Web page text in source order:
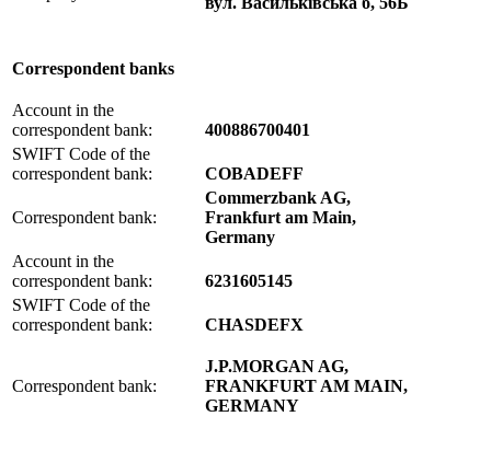
Correspondent banks
Account in the
correspondent bank:
400886700401
SWIFT Code of the
correspondent bank:
COBADEFF
Correspondent bank:
Commerzbank AG,
Frankfurt am Main,
Germany
Account in the
correspondent bank:
6231605145
SWIFT Code of the
correspondent bank:
CHASDEFX
Correspondent bank:
J.P.MORGAN AG,
FRANKFURT AM MAIN,
GERMANY